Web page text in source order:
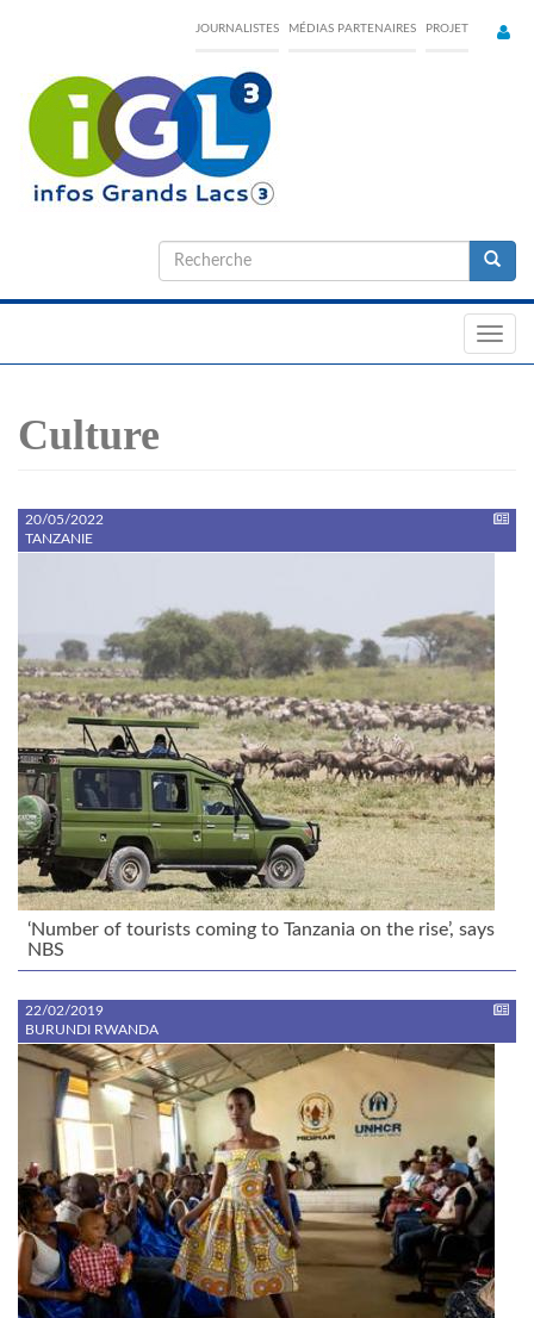
content
JOURNALISTES MÉDIAS PARTENAIRES PROJET
Formulaire
de
Culture
20/05/2022
TANZANIE
‘Number of tourists coming to Tanzania on the rise’, says
NBS
22/02/2019
BURUNDI RWANDA